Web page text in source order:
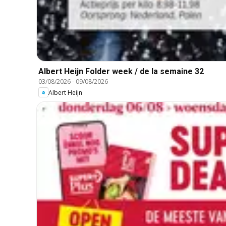
Albert Heijn Folder week / de la semaine 32
03/08/2026- 09/08/2026
Albert Heijn